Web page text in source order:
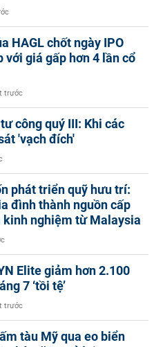
HAGL chốt ngày IPO
với giá gấp hơn 4 lần cổ
trước
công quý III: Khi các
'vạch đích'
phát triển quỹ hưu trí:
đình thành nguồn cấp
kinh nghiệm từ Malaysia
Elite giảm hơn 2.100
7 ‘tồi tệ’
trước
tàu Mỹ qua eo biển